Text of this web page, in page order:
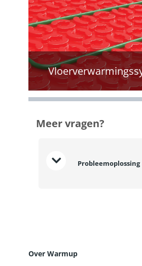
Meer vragen?
Probleemoplossing
Over Warmup